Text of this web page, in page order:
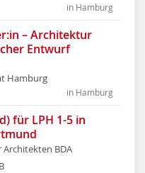
in Hamburg
– Architektur
Entwurf
Hamburg
in Hamburg
für LPH 1-5 in
BDA